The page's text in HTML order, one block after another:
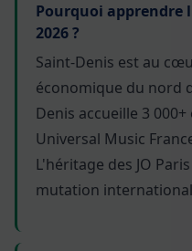
Pourquoi apprendre
2026 ?
Saint-Denis est au
économique du nord
Denis accueille 3
Universal Music
L'héritage des JO
mutation